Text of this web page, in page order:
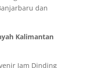
dan
Kalimantan
Jam Dinding